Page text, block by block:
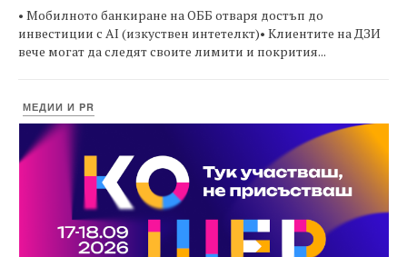
• Мобилното банкиране на ОББ отваря достъп до
инвестиции с AI (изкуствен интетелкт)• Клиентите на ДЗИ
вече могат да следят своите лимити и покрития...
МЕДИИ И PR